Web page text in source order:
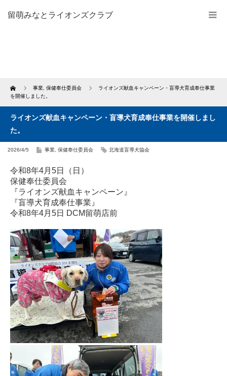
留萌みなとライオンズクラブ
Home 事業 保健奉仕委員会
ライオンズ献血キャンペーン・盲導犬育成奉仕事業
を開催しました。
ライオンズ献血キャンペーン・盲導犬育成奉仕事業を開催しまし
た。
2026/4/5 事業 保健奉仕委員会 北海道盲導犬協会
令和8年4月5日（日）
保健奉仕委員会
『ライオンズ献血キャンペーン』
『盲導犬育成奉仕事業』
令和8年4月5日 DCM留萌店前